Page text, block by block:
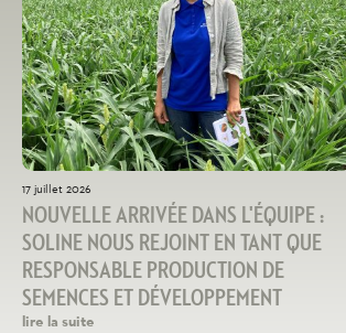
17 juillet 2026
NOUVELLE ARRIVÉE DANS L'ÉQUIPE :
SOLINE NOUS REJOINT EN TANT QUE
RESPONSABLE PRODUCTION DE
SEMENCES ET DÉVELOPPEMENT
lire la suite